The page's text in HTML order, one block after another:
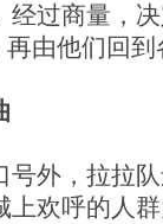
经过商量，
再由他们回
外，拉拉队
上欢呼的人